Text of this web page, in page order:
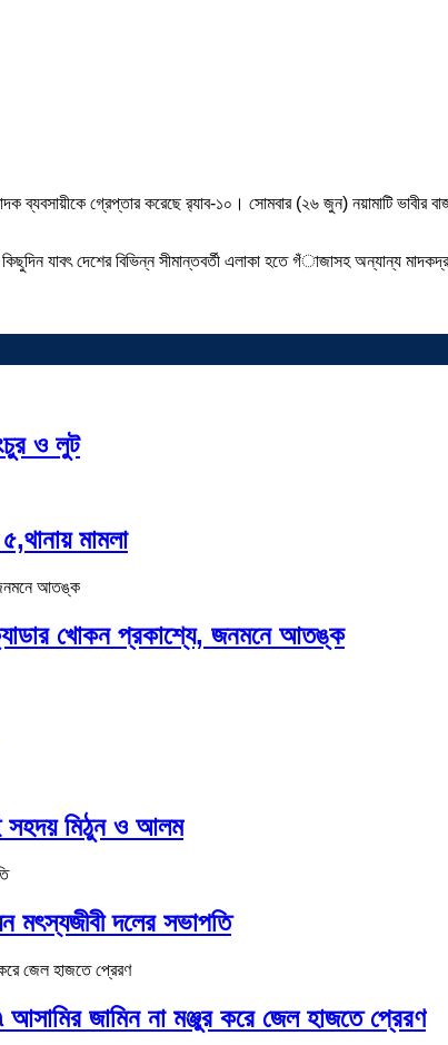
ব্যবসায়ীকে গ্রেপ্তার করেছে র‍্যাব-১০। সোমবার (২৬ জুন) নয়ামাটি
যাবৎ দেশের বিভিন্ন সীমান্তবর্তী এলাকা হতে গঁাজাসহ অন্যান্য
ও লুট
মামলা
ক্যাডার খোকন প্রকাশ্যে, জনমনে আতঙ্ক
সহদয় মিঠুন ও আলম
মৎস্যজীবী দলের সভাপতি
জামিন না মঞ্জুর করে জেল হাজতে প্রেরণ